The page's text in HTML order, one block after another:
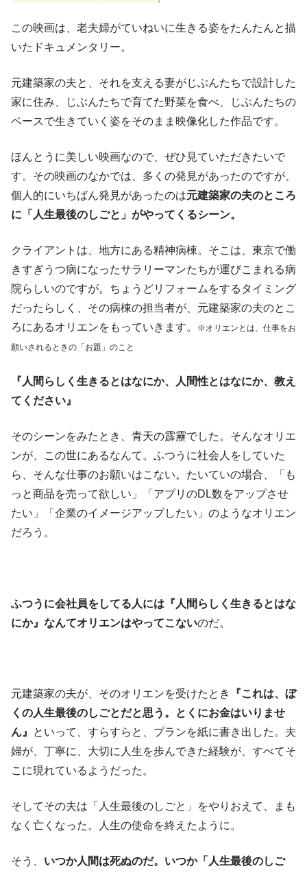
この映画は、老夫婦がていねいに生きる姿をたんたんと描
いたドキュメンタリー。
元建築家の夫と、それを支える妻がじぶんたちで設計した
家に住み、じぶんたちで育てた野菜を食べ、じぶんたちの
ペースで生きていく姿をそのまま映像化した作品です。
ほんとうに美しい映画なので、ぜひ見ていただきたいで
す。その映画のなかでは、多くの発見があったのですが、
個人的にいちばん発見があったのは元建築家の夫のところ
に「人生最後のしごと」がやってくるシーン。
クライアントは、地方にある精神病棟。そこは、東京で働
きすぎうつ病になったサラリーマンたちが運びこまれる病
院らしいのですが。ちょうどリフォームをするタイミング
だったらしく、その病棟の担当者が、元建築家の夫のとこ
ろにあるオリエンをもっていきます。
※オリエンとは、仕事をお
願いされるときの「お題」のこと
『人間らしく生きるとはなにか、人間性とはなにか、教え
てください』
そのシーンをみたとき、青天の霹靂でした。そんなオリエ
ンが、この世にあるなんて。ふつうに社会人をしていた
ら、そんな仕事のお願いはこない。たいていの場合、「も
っと商品を売って欲しい」「アプリのDL数をアップさせ
たい」「企業のイメージアップしたい」のようなオリエン
だろう。
ふつうに会社員をしてる人には『人間らしく生きるとはな
にか』なんてオリエンはやってこないのだ。
元建築家の夫が、そのオリエンを受けたとき
『これは、ぼ
くの人生最後のしごとだと思う。とくにお金はいりませ
ん』
といって、すらすらと、プランを紙に書き出した。夫
婦が、丁寧に、大切に人生を歩んできた経験が、すべてそ
こに現れているようだった。
そしてその夫は「人生最後のしごと」をやりおえて、まも
なく亡くなった。人生の使命を終えたように。
そう、 いつか人間は死ぬのだ。いつか「人生最後のしご